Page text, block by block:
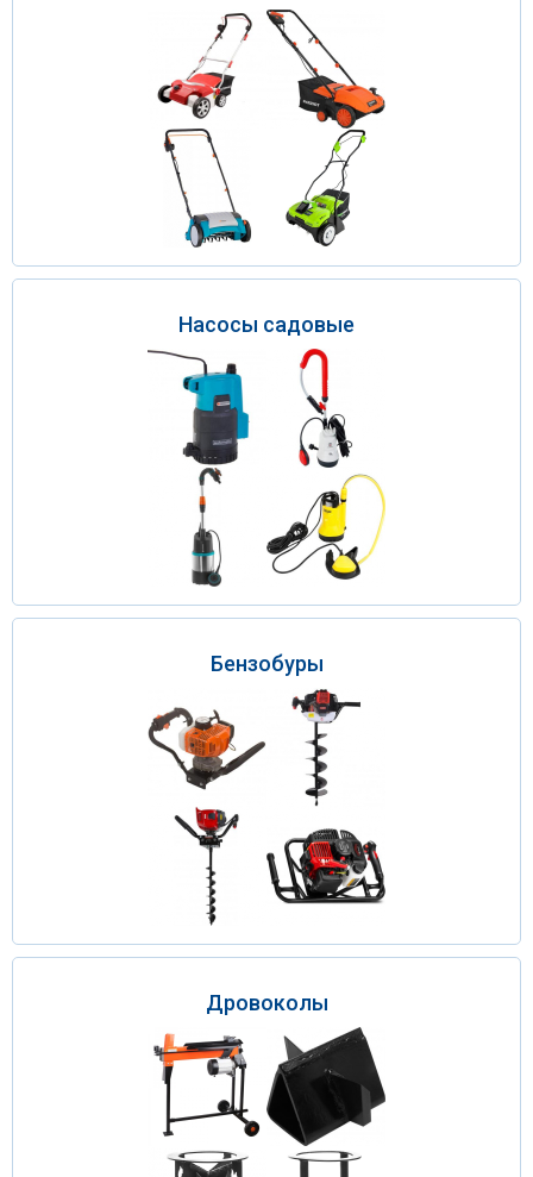
Насосы садовые
Бензобуры
Дровоколы